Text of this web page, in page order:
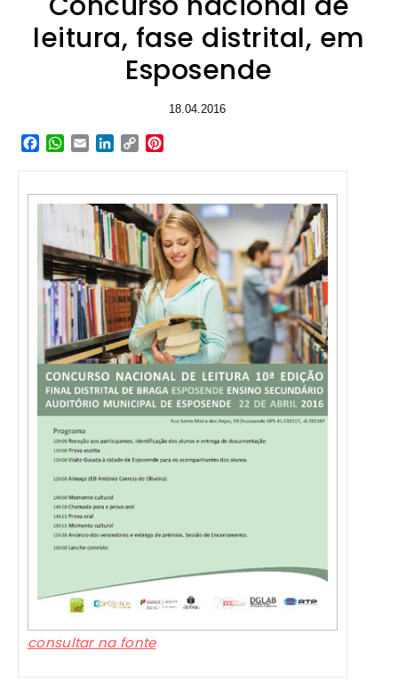
leitura, fase distrital, em
Esposende
18.04.2016
Facebook
WhatsApp
EmailLinkedIn
Copy
consultar na fonte